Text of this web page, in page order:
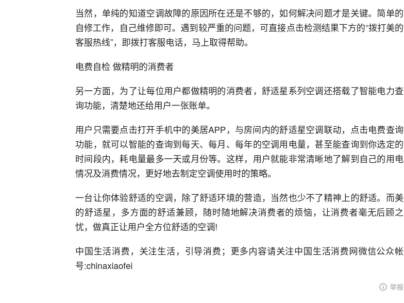
当然，单纯的知道空调故障的原因所在还是不够的，如何解决问题才是关键。简单的
自修工作，自己维修即可。遇到较严重的问题，可直接点击检测结果下方的“拨打美的
客服热线”，即拨打客服电话，马上取得帮助。
电费自检 做精明的消费者
另一方面，为了让每位用户都做精明的消费者，舒适星系列空调还搭载了智能电力查
询功能，清楚地还给用户一张账单。
用户只需要点击打开手机中的美居APP，与房间内的舒适星空调联动，点击电费查询
功能，就可以智能的查询到每天、每月、每年的空调用电量，甚至能查询到你选定的
时间段内，耗电量最多一天或月份等。这样，用户就能非常清晰地了解到自己的用电
情况及消费情况，更好地去制定空调使用时的策略。
一台让你体验舒适的空调，除了舒适环境的营造，当然也少不了精神上的舒适。而美
的舒适星，多方面的舒适兼顾，随时随地解决消费者的烦恼，让消费者毫无后顾之
忧，做真正让用户全方位舒适的空调!
中国生活消费，关注生活，引导消费；更多内容请关注中国生活消费网微信公众帐
号:chinaxiaofei
举报